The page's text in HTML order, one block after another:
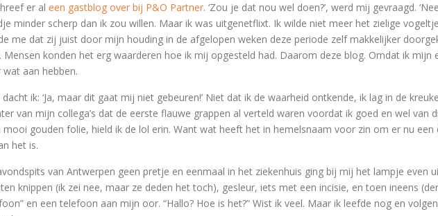
er al een gastblog over bij P&O Partner. ‘Zou je dat nou wel doen?’, werd mij gevraagd.
minder scherp dan ik zou willen. Maar ik was uitgenetflixt. Ik wilde niet meer het zielige
me dat zij juist door mijn houding in de afgelopen weken deze periode zelf makkelijker
konden het erg waarderen hoe ik mij opgesteld had. Daarom deze blog. Omdat ik mijn
aan hebben.
ik: ‘Ja, maar dit gaat mij niet gebeuren!’ Niet dat ik de waarheid ontkende, ik lag in de
van mijn collega’s dat de eerste flauwe grappen al verteld waren voordat ik goed en wel van
gouden folie, hield ik de lol erin. Want wat heeft het in hemelsnaam voor zin om er nu een
het is.
van Antwerpen geen pretje en eenmaal in het ziekenhuis ging bij mij het lampje even
knippen (ik zei nee, maar ze deden het toch), gesleur, iets met een incisie, en toen ineens
en een telefoon aan mijn oor. “Hallo? Hoe is het?” Wist ik veel. Maar ik leefde nog en